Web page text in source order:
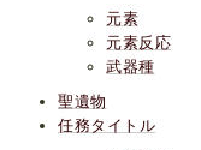
元素
元素反応
武器種
聖遺物
任務タイトル